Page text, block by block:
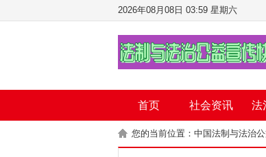
2026年08月08日 03:59 星期六
首页 社会资讯 法
您的当前位置： 中国法制与法治